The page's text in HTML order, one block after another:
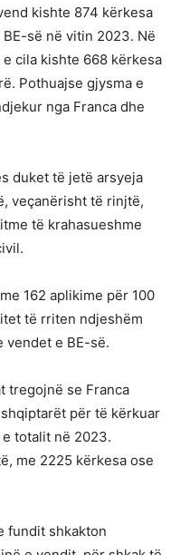
kishte 874 kërkesa
së në vitin 2023. Në
cila kishte 668 kërkesa
Pothuajse gjysma e
nga Franca dhe
duket të jetë arsyeja
veçanërisht të rinjtë,
të krahasueshme
162 aplikime për 100
të rriten ndjeshëm
vendet e BE-së.
tregojnë se Franca
për të kërkuar
totalit në 2023.
me 2225 kërkesa ose
fundit shkakton